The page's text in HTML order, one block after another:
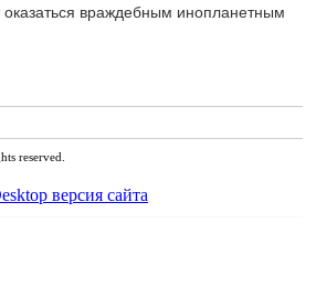
оказаться враждебным инопланетным
reserved.
версия сайта